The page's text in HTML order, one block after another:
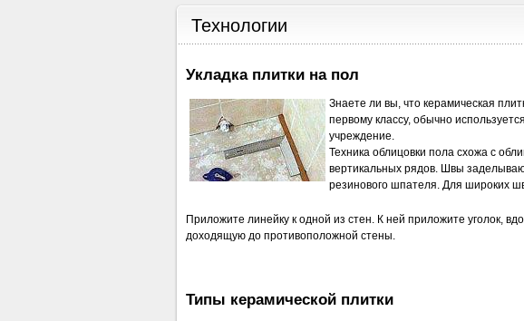
Технологии
Укладка плитки на пол
Знаете ли вы, что керамическая
первому классу, обычно
учреждение.
Техника облицовки пола схожа с
вертикальных рядов. Швы
резинового шпателя. Для широких
Приложите линейку к одной из стен. К ней приложите уголок,
доходящую до противоположной стены.
Типы керамической плитки